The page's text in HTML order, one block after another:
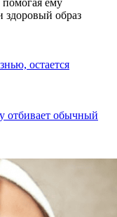
ему
здоровый образ
остается
отбивает обычный